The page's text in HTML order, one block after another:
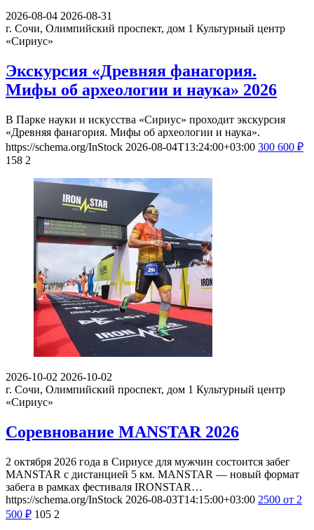
2026-08-04 2026-08-31
г. Сочи, Олимпийский проспект, дом 1 Культурный центр
«Сириус»
Экскурсия «Древняя фанагория.
Мифы об археологии и наука» 2026
В Парке науки и искусства «Сириус» проходит экскурсия
«Древняя фанагория. Мифы об археологии и наука».
https://schema.org/InStock 2026-08-04T13:24:00+03:00 300 600 ₽
158 2
2026-10-02 2026-10-02
г. Сочи, Олимпийский проспект, дом 1 Культурный центр
«Сириус»
Соревнование MANSTAR 2026
2 октября 2026 года в Сириусе для мужчин состоится забег
MANSTAR с дистанцией 5 км. MANSTAR — новый формат
забега в рамках фестиваля IRONSTAR…
https://schema.org/InStock 2026-08-03T14:15:00+03:00 2500 от 2
500 ₽ 105 2